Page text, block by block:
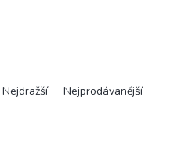
Nejdražší Nejprodávanější